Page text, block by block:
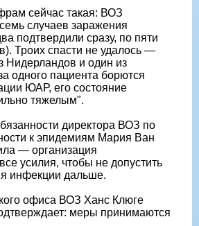
сейчас такая: ВОЗ
случаев заражения
подтвердили сразу, по пяти
Троих спасти не удалось —
Нидерландов и один из
одного пациента борются
ЮАР, его состояние
тяжелым".
директора ВОЗ по
к эпидемиям Мария Ван
— организация
усилия, чтобы не допустить
инфекции дальше.
офиса ВОЗ Ханс Клюге
меры принимаются